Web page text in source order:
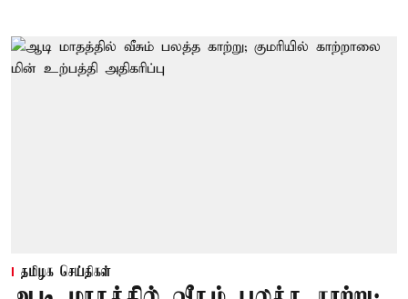
தமிழக செய்திகள்